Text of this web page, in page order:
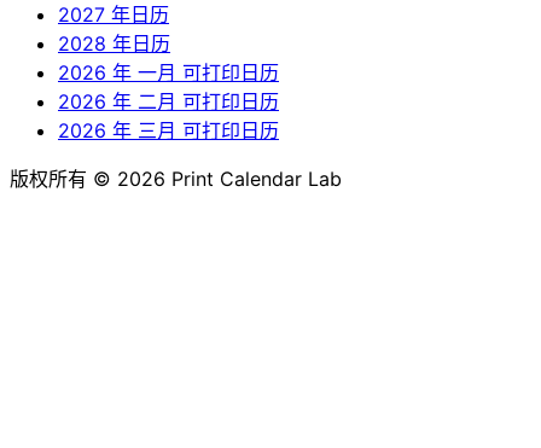
2027 年日历
2028 年日历
2026 年 一月 可打印日历
2026 年 二月 可打印日历
2026 年 三月 可打印日历
版权所有 © 2026 Print Calendar Lab